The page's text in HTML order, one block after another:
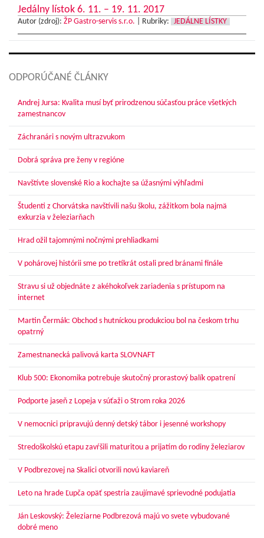
Jedálny lístok 6. 11. – 19. 11. 2017
Autor (zdroj): ŽP Gastro-servis s.r.o. Rubriky: JEDÁLNE LÍSTKY
ODPORÚČANÉ ČLÁNKY
Andrej Jursa: Kvalita musí byť prirodzenou súčasťou práce všetkých
zamestnancov
Záchranári s novým ultrazvukom
Dobrá správa pre ženy v regióne
Navštívte slovenské Rio a kochajte sa úžasnými výhľadmi
Študenti z Chorvátska navštívili našu školu, zážitkom bola najmä
exkurzia v železiarňach
Hrad ožil tajomnými nočnými prehliadkami
V pohárovej histórii sme po tretíkrát ostali pred bránami finále
Stravu si už objednáte z akéhokoľvek zariadenia s prístupom na
internet
Martin Čermák: Obchod s hutníckou produkciou bol na českom trhu
opatrný
Zamestnanecká palivová karta SLOVNAFT
Klub 500: Ekonomika potrebuje skutočný prorastový balík opatrení
Podporte jaseň z Lopeja v súťaži o Strom roka 2026
V nemocnici pripravujú denný detský tábor i jesenné workshopy
Stredoškolskú etapu zavŕšili maturitou a prijatím do rodiny železiarov
V Podbrezovej na Skalici otvorili novú kaviareň
Leto na hrade Ľupča opäť spestria zaujímavé sprievodné podujatia
Ján Leskovský: Železiarne Podbrezová majú vo svete vybudované
dobré meno